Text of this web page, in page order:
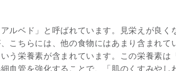
ルベド」と呼ばれています。見栄えが良く
こちらには、他の食物にはあまり含まれて
いう栄養素が含まれています。この栄養素は
血管を強化することで、「肌のくすみやし